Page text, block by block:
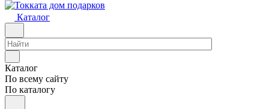
Каталог
Каталог
По всему сайту
По каталогу